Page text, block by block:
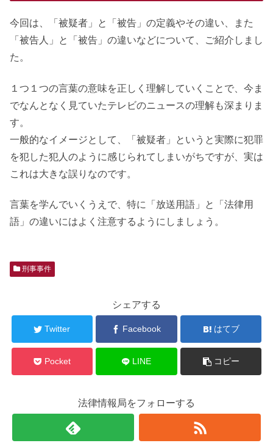
今回は、「被疑者」と「被告」の定義やその違い、また
「被告人」と「被告」の違いなどについて、ご紹介しまし
た。
１つ１つの言葉の意味を正しく理解していくことで、今ま
でなんとなく見ていたテレビのニュースの理解も深まりま
す。
一般的なイメージとして、「被疑者」というと実際に犯罪
を犯した犯人のように感じられてしまいがちですが、実は
これは大きな誤りなのです。
言葉を学んでいくうえで、特に「放送用語」と「法律用
語」の違いにはよく注意するようにしましょう。
刑事事件
シェアする
Twitter Facebook はてブ
Pocket LINE コピー
法律情報局をフォローする